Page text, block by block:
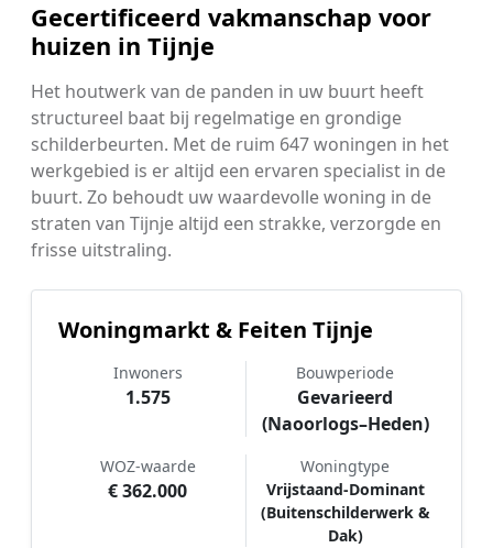
Gecertificeerd vakmanschap voor
huizen in Tijnje
Het houtwerk van de panden in uw buurt heeft
structureel baat bij regelmatige en grondige
schilderbeurten. Met de ruim 647 woningen in het
werkgebied is er altijd een ervaren specialist in de
buurt. Zo behoudt uw waardevolle woning in de
straten van Tijnje altijd een strakke, verzorgde en
frisse uitstraling.
Woningmarkt & Feiten Tijnje
Inwoners
1.575
Bouwperiode
Gevarieerd
(Naoorlogs–Heden)
WOZ-waarde
€ 362.000
Woningtype
Vrijstaand-Dominant
(Buitenschilderwerk &
Dak)